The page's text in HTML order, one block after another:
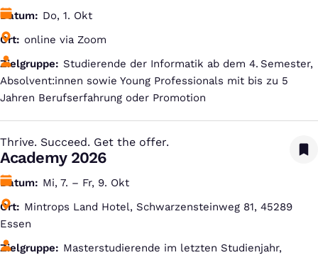
Datum
Do, 1. Okt
Ort
online via Zoom
Zielgruppe
Studierende der Informatik ab dem 4. Semester,
Absolvent:innen sowie Young Professionals mit bis zu 5
Jahren Berufserfahrung oder Promotion
Thrive. Succeed. Get the offer.
:
Academy 2026
Datum
Mi, 7. – Fr, 9. Okt
Ort
Mintrops Land Hotel, Schwarzensteinweg 81, 45289
Essen
Zielgruppe
Masterstudierende im letzten Studienjahr,